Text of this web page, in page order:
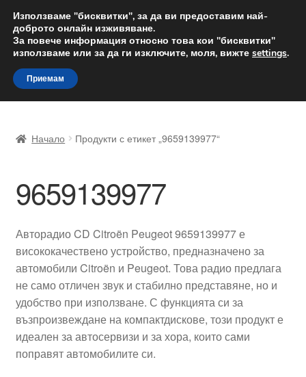
ДОСТАВКА от 12 лв.
Доставка по целия свят
Skip
to
navigation
Skip
to
content
Доставка по целия свят
Жалби
Количка
Контакт
Моята сметка
Начало Продукти с етикет „9659139977“
9659139977
Авторадио CD Citroën Peugeot 9659139977 е
висококачествено устройство, предназначено за
автомобили Citroën и Peugeot. Това радио предлага
не само отличен звук и стабилно представяне, но и
удобство при използване. С функцията си за
възпроизвеждане на компактдискове, този продукт е
идеален за автосервизи и за хора, които сами
поправят автомобилите си.
Използваме "бисквитки", за да ви предоставим най-
доброто онлайн изживяване.
За повече информация относно това кои "бисквитки"
използваме или за да ги изключите, моля, вижте settings.
Приемам